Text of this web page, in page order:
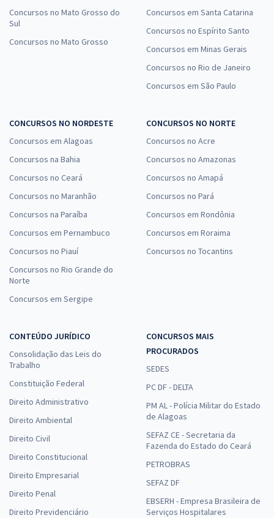
Concursos no Mato Grosso do
Sul
Concursos no Mato Grosso
Concursos em Santa Catarina
Concursos no Espírito Santo
Concursos em Minas Gerais
Concursos no Rio de Janeiro
Concursos em São Paulo
CONCURSOS NO NORDESTE
Concursos em Alagoas
Concursos na Bahia
Concursos no Ceará
Concursos no Maranhão
Concursos na Paraíba
Concursos em Pernambuco
Concursos no Piauí
Concursos no Rio Grande do
Norte
Concursos em Sergipe
CONCURSOS NO NORTE
Concursos no Acre
Concursos no Amazonas
Concursos no Amapá
Concursos no Pará
Concursos em Rondônia
Concursos em Roraima
Concursos no Tocantins
CONTEÚDO JURÍDICO
Consolidação das Leis do
Trabalho
Constituição Federal
Direito Administrativo
Direito Ambiental
Direito Civil
Direito Constitucional
Direito Empresarial
Direito Penal
Direito Previdenciário
CONCURSOS MAIS
PROCURADOS
SEDES
PC DF - DELTA
PM AL - Polícia Militar do Estado
de Alagoas
SEFAZ CE - Secretaria da
Fazenda do Estado do Ceará
PETROBRAS
SEFAZ DF
EBSERH - Empresa Brasileira de
Serviços Hospitalares